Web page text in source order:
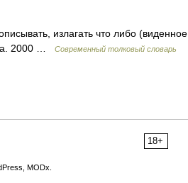
излагать что либо (виденное,
2000 …
Современный толковый словарь
18+
MODx.